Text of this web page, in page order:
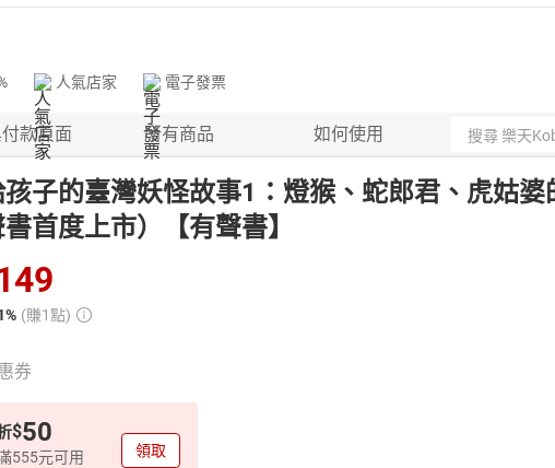
人氣店家 電子發票
款頁面 所有商品 如何使用
子的臺灣妖怪故事1：燈猴、蛇郎君、虎姑婆
首度上市）【有聲書】
(賺1點)
券
$50
555元可用 領取